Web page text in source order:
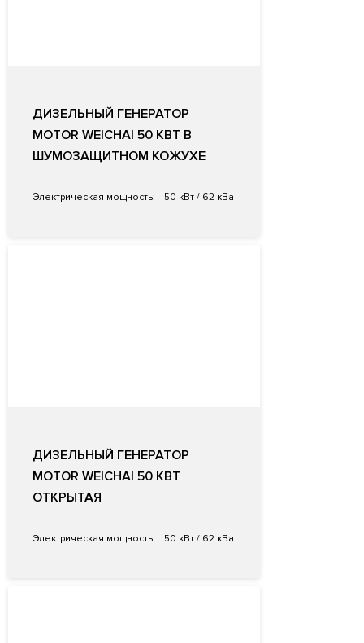
ДИЗЕЛЬНЫЙ ГЕНЕРАТОР
MOTOR WEICHAI 50 КВТ В
ШУМОЗАЩИТНОМ КОЖУХЕ
Электрическая мощность: 50 кВт / 62 кВа
ДИЗЕЛЬНЫЙ ГЕНЕРАТОР
MOTOR WEICHAI 50 КВТ
ОТКРЫТАЯ
Электрическая мощность: 50 кВт / 62 кВа